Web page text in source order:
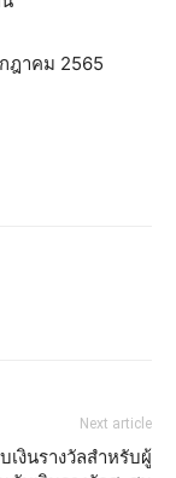
ฎาคม 2565
Next article
เงินรางวัลสำหรับผู้